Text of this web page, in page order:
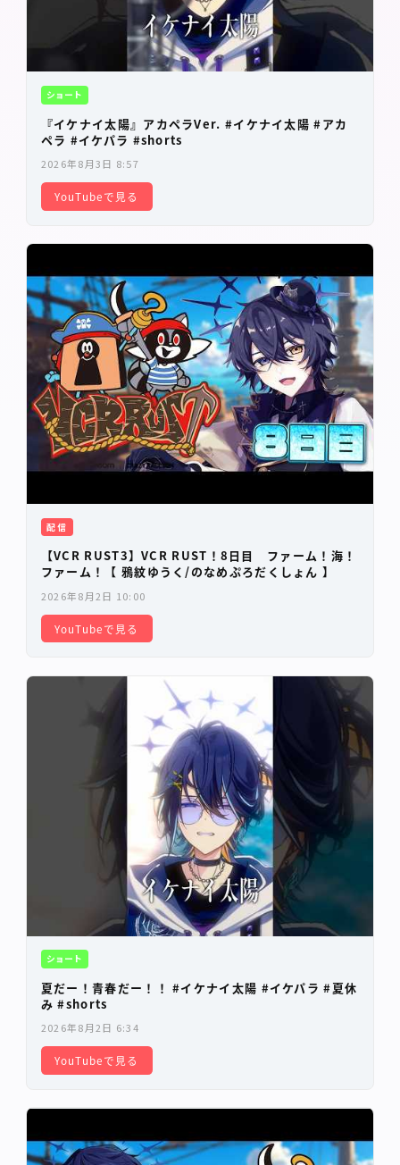
ショート
『イケナイ太陽』アカペラVer. #イケナイ太陽 #アカ
ペラ #イケパラ #shorts
2026年8月3日 8:57
YouTubeで見る
配信
【VCR RUST3】VCR RUST！8日目 ファーム！海！
ファーム！【 鴉紋ゆうく/のなめぷろだくしょん 】
2026年8月2日 10:00
YouTubeで見る
ショート
夏だー！青春だー！！ #イケナイ太陽 #イケパラ #夏休
み #shorts
2026年8月2日 6:34
YouTubeで見る